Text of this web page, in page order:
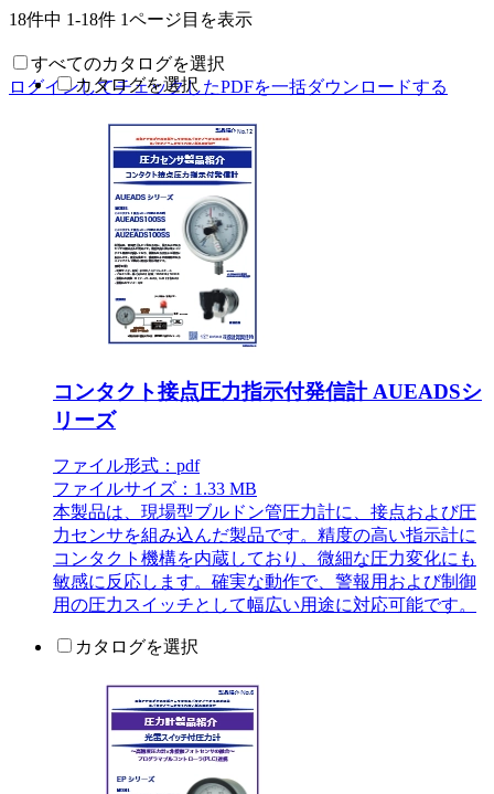
18件中 1-18件 1ページ目を表示
すべてのカタログを選択
ログインしてチェックしたPDFを一括ダウンロードする
カタログを選択
コンタクト接点圧力指示付発信計 AUEADSシ
リーズ
ファイル形式：pdf
ファイルサイズ：1.33 MB
本製品は、現場型ブルドン管圧力計に、接点および圧
力センサを組み込んだ製品です。精度の高い指示計に
コンタクト機構を内蔵しており、微細な圧力変化にも
敏感に反応します。確実な動作で、警報用および制御
用の圧力スイッチとして幅広い用途に対応可能です。
カタログを選択